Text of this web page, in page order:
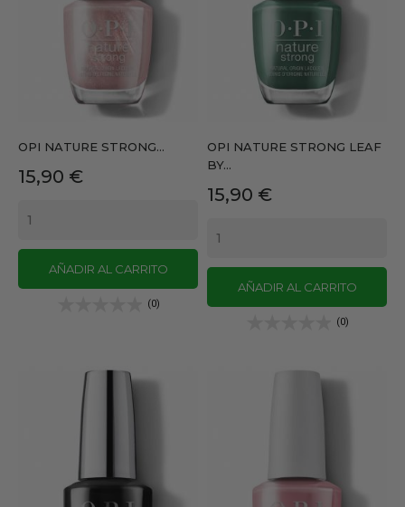
OPI NATURE STRONG...
Precio
15,90 €
AÑADIR AL CARRITO
(0)
OPI NATURE STRONG LEAF
BY...
Precio
15,90 €
AÑADIR AL CARRITO
(0)